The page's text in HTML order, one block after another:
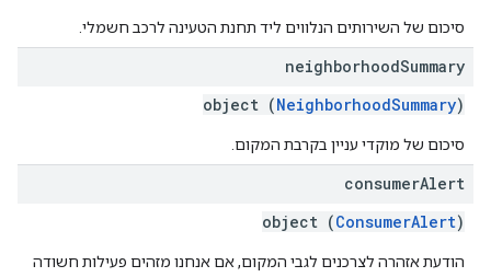
סיכום של השירותים הנלווים ליד תחנת הטעינה לרכב חשמלי.
neighborhoodSummary
object (NeighborhoodSummary)
סיכום של מוקדי עניין בקרבת המקום.
consumerAlert
object (ConsumerAlert)
הודעת אזהרה לצרכנים לגבי המקום, אם אנחנו מזהים פעילות חשודה